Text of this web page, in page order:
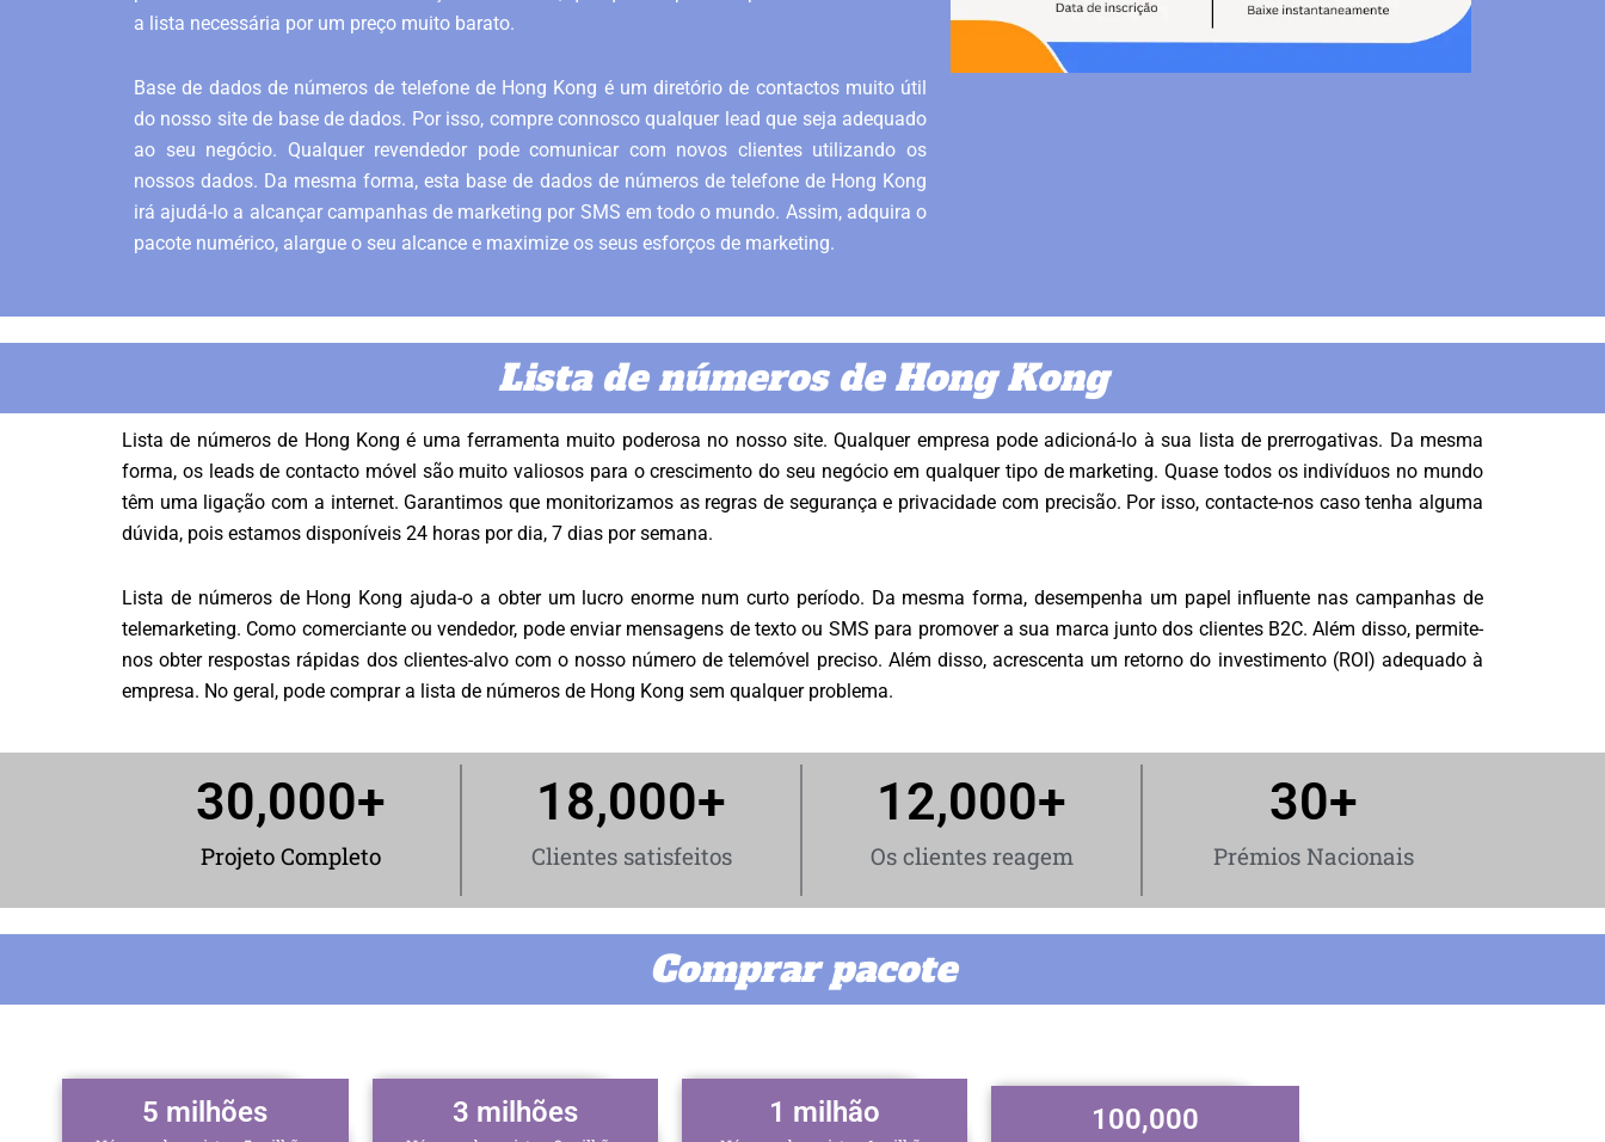
a lista necessária por um preço muito barato.
Base de dados de números de telefone de Hong Kong é um diretório de contactos muito útil
do nosso site de base de dados. Por isso, compre connosco qualquer lead que seja adequado
ao seu negócio. Qualquer revendedor pode comunicar com novos clientes utilizando os
nossos dados. Da mesma forma, esta base de dados de números de telefone de Hong Kong
irá ajudá-lo a alcançar campanhas de marketing por SMS em todo o mundo. Assim, adquira o
pacote numérico, alargue o seu alcance e maximize os seus esforços de marketing.
Lista de números de Hong Kong
Lista de números de Hong Kong é uma ferramenta muito poderosa no nosso site. Qualquer empresa pode adicioná-lo à sua lista de prerrogativas. Da mesma
forma, os leads de contacto móvel são muito valiosos para o crescimento do seu negócio em qualquer tipo de marketing. Quase todos os indivíduos no mundo
têm uma ligação com a internet. Garantimos que monitorizamos as regras de segurança e privacidade com precisão. Por isso, contacte-nos caso tenha alguma
dúvida, pois estamos disponíveis 24 horas por dia, 7 dias por semana.
Lista de números de Hong Kong ajuda-o a obter um lucro enorme num curto período. Da mesma forma, desempenha um papel influente nas campanhas de
telemarketing. Como comerciante ou vendedor, pode enviar mensagens de texto ou SMS para promover a sua marca junto dos clientes B2C. Além disso, permite-
nos obter respostas rápidas dos clientes-alvo com o nosso número de telemóvel preciso. Além disso, acrescenta um retorno do investimento (ROI) adequado à
empresa. No geral, pode comprar a lista de números de Hong Kong sem qualquer problema.
Projeto Completo
30,000+
Clientes satisfeitos
18,000+
Os clientes reagem
12,000+
Prémios Nacionais
30+
Comprar pacote
5 milhões 3 milhões 1 milhão 100,000